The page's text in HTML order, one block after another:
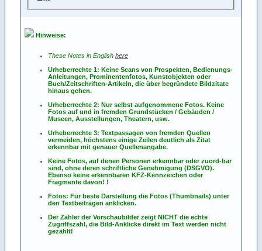
Hinweise:
These Notes in English here
Urheberrechte 1: Keine Scans von Prospekten, Bedienungs-
Anleitungen, Prominentenfotos, Kunstobjekten oder
Buch/Zeitschriften-Artikeln, die über begründete Bildzitate
hinaus gehen.
Urheberrechte 2: Nur selbst aufgenommene Fotos. Keine
Fotos auf und in fremden Grundstücken / Gebäuden /
Museen, Ausstellungen, Theatern, usw.
Urheberrechte 3: Textpassagen von fremden Quellen
vermeiden, höchstens einige Zeilen deutlich als Zitat
erkennbar mit genauer Quellenangabe.
Keine Fotos, auf denen Personen erkennbar oder zuord-bar
sind, ohne deren schriftliche Genehmigung (DSGVO).
Ebenso keine erkennbaren KFZ-Kennzeichen oder
Fragmente davon! !
Fotos: Für beste Darstellung die Fotos (Thumbnails) unter
den Textbeiträgen anklicken.
Der Zähler der Vorschaubilder zeigt NICHT die echte
Zugriffszahl, die Bild-Anklicke direkt im Text werden nicht
gezählt!